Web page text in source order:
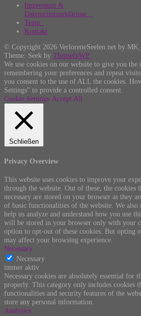
Impressum &
Datenschutzerklärung
Team
Kontakt
© Copyright 2026 VerloreneSeelen.net by
Theme: Seek by ThemeInWP
We use cookies on our website to give you the
remembering your preferences and repeat
you consent to the use of ALL the cookies.
Settings" to provide a controlled consent.
Cookie Settings Accept All
Schließen
Privacy Overview
This website uses cookies to improve your
through the website. Out of these, the cookies
necessary are stored on your browser as they
of basic functionalities of the website. We also
help us analyze and understand how you use
will be stored in your browser only with your
option to opt-out of these cookies. But opting
may affect your browsing experience.
Necessary
Necessary
immer aktiv
Necessary cookies are absolutely essential for
properly. This category only includes cookies
functionalities and security features of the
store any personal information.
Analytics